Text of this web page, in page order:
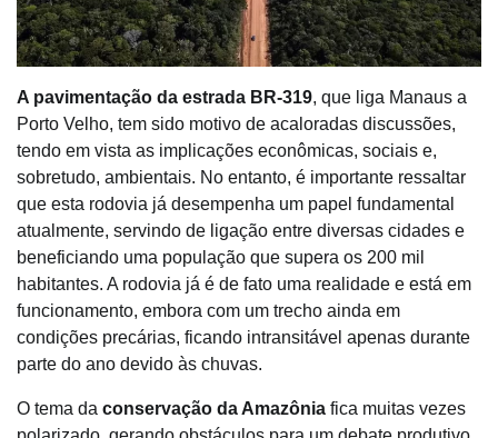
A pavimentação da estrada BR-319, que liga Manaus a
Porto Velho, tem sido motivo de acaloradas discussões,
tendo em vista as implicações econômicas, sociais e,
sobretudo, ambientais. No entanto, é importante ressaltar
que esta rodovia já desempenha um papel fundamental
atualmente, servindo de ligação entre diversas cidades e
beneficiando uma população que supera os 200 mil
habitantes. A rodovia já é de fato uma realidade e está em
funcionamento, embora com um trecho ainda em
condições precárias, ficando intransitável apenas durante
parte do ano devido às chuvas.
O tema da conservação da Amazônia fica muitas vezes